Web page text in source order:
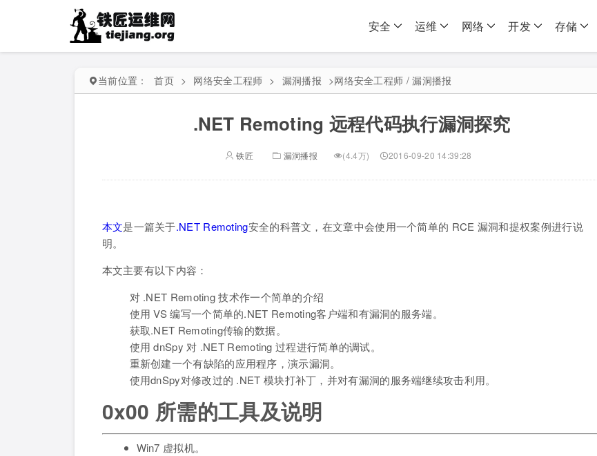
安全 运维 网络 开发 存储
当前位置： 首页 > 网络安全工程师 > 漏洞播报 >网络安全工程师 / 漏洞播报
.NET Remoting 远程代码执行漏洞探究
铁匠 漏洞播报 (4.4万) 2016-09-20 14:39:28
本文是一篇关于.NET Remoting安全的科普文，在文章中会使用一个简单的 RCE 漏洞和提权案例进行说
明。
本文主要有以下内容：
对 .NET Remoting 技术作一个简单的介绍
使用 VS 编写一个简单的.NET Remoting客户端和有漏洞的服务端。
获取.NET Remoting传输的数据。
使用 dnSpy 对 .NET Remoting 过程进行简单的调试。
重新创建一个有缺陷的应用程序，演示漏洞。
使用dnSpy对修改过的 .NET 模块打补丁，并对有漏洞的服务端继续攻击利用。
0x00 所需的工具及说明
Win7 虚拟机。